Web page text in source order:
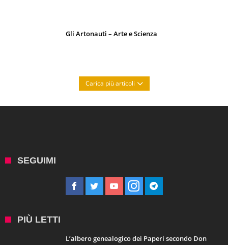
Gli Artonauti – Arte e Scienza
Carica più articoli
SEGUIMI
PIÙ LETTI
L’albero genealogico dei Paperi secondo Don